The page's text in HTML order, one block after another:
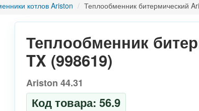
котлов Ariston Теплообменник битермический
Теплообменник
TX (998619)
Ariston 44.31
Код товара: 56.9